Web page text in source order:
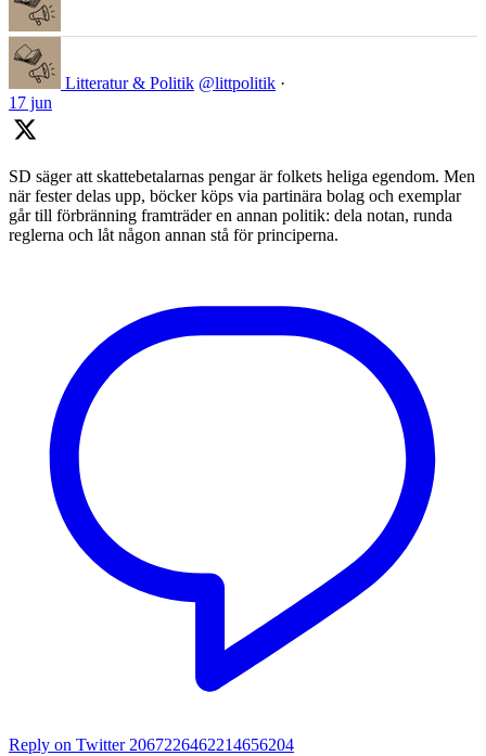
Litteratur & Politik @littpolitik ·
17 jun
SD säger att skattebetalarnas pengar är folkets heliga egendom. Men
när fester delas upp, böcker köps via partinära bolag och exemplar
går till förbränning framträder en annan politik: dela notan, runda
reglerna och låt någon annan stå för principerna.
Reply on Twitter 2067226462214656204